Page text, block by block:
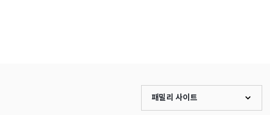
패밀리 사이트